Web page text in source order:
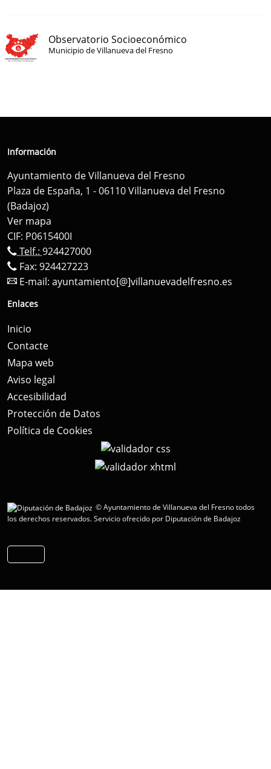
Observatorio Socioeconómico
Municipio de Villanueva del Fresno
Información
Ayuntamiento de Villanueva del Fresno
Plaza de España, 1 - 06110 Villanueva del Fresno
(Badajoz)
Ver mapa
CIF: P0615400I
Telf.: 924427000
Fax: 924427223
E-mail: ayuntamiento[@]villanuevadelfresno.es
Enlaces
Inicio
Contacte
Mapa web
Aviso legal
Accesibilidad
Protección de Datos
Política de Cookies
© Ayuntamiento de Villanueva del Fresno todos
los derechos reservados.Servicio ofrecido por Diputación de Badajoz